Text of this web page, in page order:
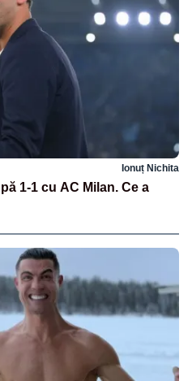
Ionuț Nichita
1-1 cu AC Milan. Ce a